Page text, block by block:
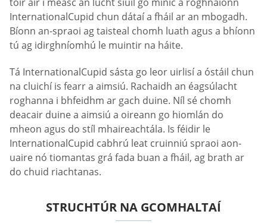
InternationalCupid chun dátaí a fháil ar an mbogadh.
Bíonn an-spraoi ag taisteal chomh luath agus a bhíonn
tú ag idirghníomhú le muintir na háite.
Tá InternationalCupid sásta go leor uirlisí a óstáil chun
na cluichí is fearr a aimsiú. Rachaidh an éagsúlacht
roghanna i bhfeidhm ar gach duine. Níl sé chomh
deacair duine a aimsiú a oireann go hiomlán do
mheon agus do stíl mhaireachtála. Is féidir le
InternationalCupid cabhrú leat cruinniú spraoi aon-
uaire nó tiomantas grá fada buan a fháil, ag brath ar
do chuid riachtanas.
STRUCHTÚR NA GCOMHALTAÍ